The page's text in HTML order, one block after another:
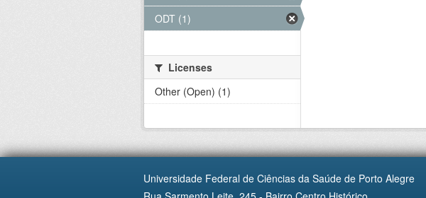
ODT (1)
Licenses
Other (Open) (1)
Universidade Federal de Ciências da Saúde de Porto Alegre